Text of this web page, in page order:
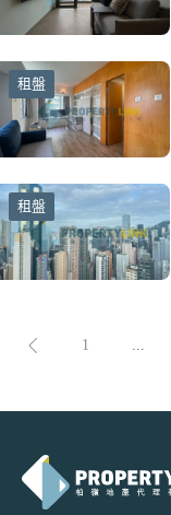
租盤
租盤
1 ...